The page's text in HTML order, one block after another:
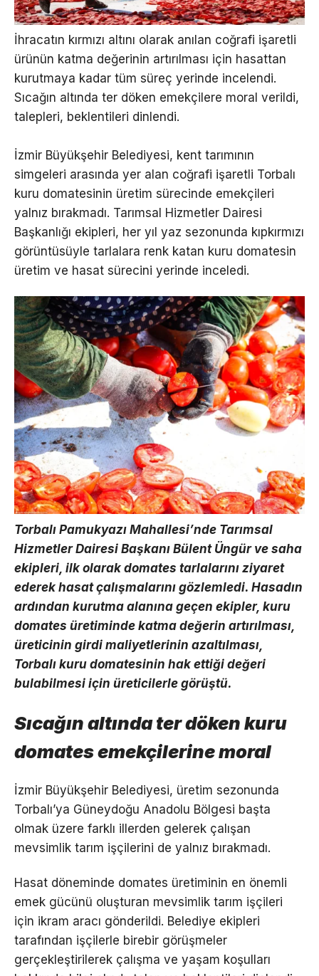
İhracatın kırmızı altını olarak anılan coğrafi işaretli
ürünün katma değerinin artırılması için hasattan
kurutmaya kadar tüm süreç yerinde incelendi.
Sıcağın altında ter döken emekçilere moral verildi,
talepleri, beklentileri dinlendi.
İzmir Büyükşehir Belediyesi, kent tarımının
simgeleri arasında yer alan coğrafi işaretli Torbalı
kuru domatesinin üretim sürecinde emekçileri
yalnız bırakmadı. Tarımsal Hizmetler Dairesi
Başkanlığı ekipleri, her yıl yaz sezonunda kıpkırmızı
görüntüsüyle tarlalara renk katan kuru domatesin
üretim ve hasat sürecini yerinde inceledi.
Torbalı Pamukyazı Mahallesi’nde Tarımsal
Hizmetler Dairesi Başkanı Bülent Üngür ve saha
ekipleri, ilk olarak domates tarlalarını ziyaret
ederek hasat çalışmalarını gözlemledi. Hasadın
ardından kurutma alanına geçen ekipler, kuru
domates üretiminde katma değerin artırılması,
üreticinin girdi maliyetlerinin azaltılması,
Torbalı kuru domatesinin hak ettiği değeri
bulabilmesi için üreticilerle görüştü.
Sıcağın altında ter döken kuru
domates emekçilerine moral
İzmir Büyükşehir Belediyesi, üretim sezonunda
Torbalı’ya Güneydoğu Anadolu Bölgesi başta
olmak üzere farklı illerden gelerek çalışan
mevsimlik tarım işçilerini de yalnız bırakmadı.
Hasat döneminde domates üretiminin en önemli
emek gücünü oluşturan mevsimlik tarım işçileri
için ikram aracı gönderildi. Belediye ekipleri
tarafından işçilerle birebir görüşmeler
gerçekleştirilerek çalışma ve yaşam koşulları